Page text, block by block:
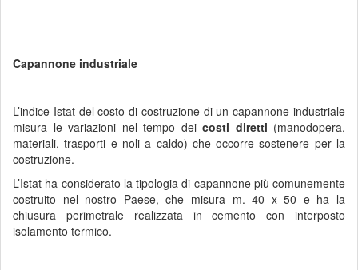
Capannone industriale
L’indice Istat delcosto di costruzione di un capannone industriale
misura le variazioni nel tempo dei costi diretti (manodopera,
materiali, trasporti e noli a caldo) che occorre sostenere per la
costruzione.
L’Istat ha considerato la tipologia di capannone più comunemente
costruito nel nostro Paese, che misura m. 40 x 50 e ha la
chiusura perimetrale realizzata in cemento con interposto
isolamento termico.